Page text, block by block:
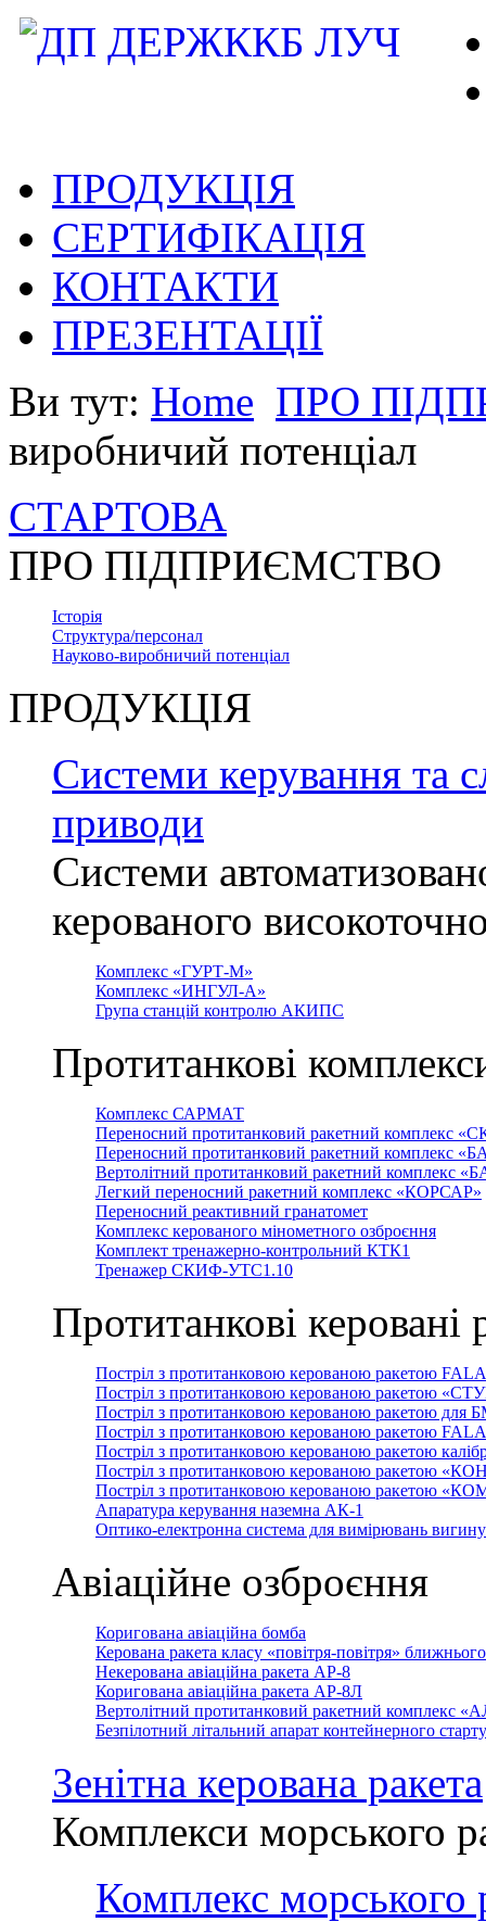
ПРОДУКЦІЯ
СЕРТИФІКАЦІЯ
КОНТАКТИ
ПРЕЗЕНТАЦІЇ
Ви тут: Home ПРО
виробничий потенціал
СТАРТОВА
ПРО ПІДПРИЄМСТВО
Історія
Структура/персонал
Науково-виробничий потенціал
ПРОДУКЦІЯ
Системи керування та
приводи
Системи
керованого
Комплекс «ГУРТ-М»
Комплекс «ИНГУЛ-А»
Група станцій контролю АКИПС
Протитанкові
Комплекс САРМАТ
Переносний протитанковий ракетний комплекс
Переносний протитанковий ракетний комплекс
Вертолітний протитанковий ракетний комплекс
Легкий переносний ракетний комплекс «КОРСАР»
Переносний реактивний гранатомет
Комплекс керованого мінометного озброєння
Комплект тренажерно-контрольний КТК1
Тренажер СКИФ-УТС1.10
Протитанкові керовані
Постріл з протитанковою керованою ракетою
Постріл з протитанковою керованою ракетою
Постріл з протитанковою керованою ракетою для
Постріл з протитанковою керованою ракетою
Постріл з протитанковою керованою ракетою
Постріл з протитанковою керованою ракетою
Постріл з протитанковою керованою ракетою
Апаратура керування наземна АК-1
Оптико-електронна система для вимірювань
Авіаційне озброєння
Коригована авіаційна бомба
Керована ракета класу «повітря-повітря»
Некерована авіаційна ракета АР-8
Коригована авіаційна ракета АР-8Л
Вертолітний протитанковий ракетний комплекс
Безпілотний літальний апарат контейнерного
Зенітна керована ракета
Комплекси морського
Комплекс морського